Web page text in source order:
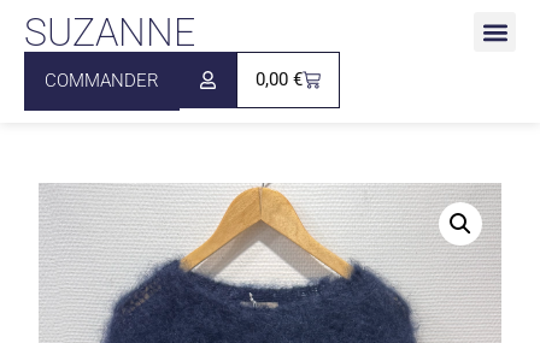
SUZANNE
COMMANDER 0,00 €